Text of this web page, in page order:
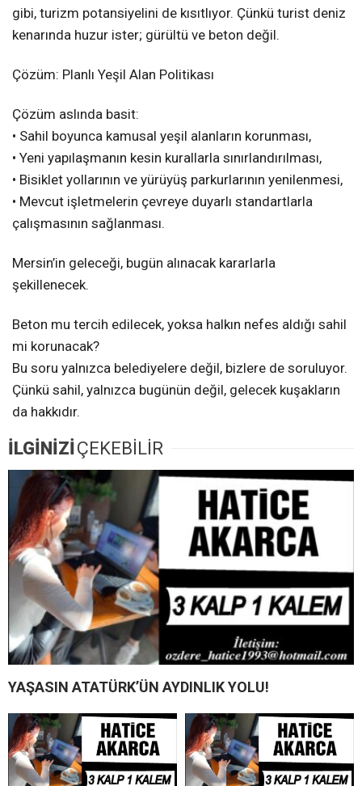
gibi, turizm potansiyelini de kısıtlıyor. Çünkü turist deniz
kenarında huzur ister; gürültü ve beton değil.
Çözüm: Planlı Yeşil Alan Politikası
Çözüm aslında basit:
• Sahil boyunca kamusal yeşil alanların korunması,
• Yeni yapılaşmanın kesin kurallarla sınırlandırılması,
• Bisiklet yollarının ve yürüyüş parkurlarının yenilenmesi,
• Mevcut işletmelerin çevreye duyarlı standartlarla
çalışmasının sağlanması.
Mersin’in geleceği, bugün alınacak kararlarla
şekillenecek.
Beton mu tercih edilecek, yoksa halkın nefes aldığı sahil
mi korunacak?
Bu soru yalnızca belediyelere değil, bizlere de soruluyor.
Çünkü sahil, yalnızca bugünün değil, gelecek kuşakların
da hakkıdır.
İLGİNİZİÇEKEBİLİR
YAŞASIN ATATÜRK’ÜN AYDINLIK YOLU!